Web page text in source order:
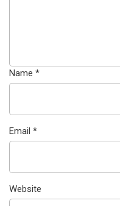
Name *
Email *
Website